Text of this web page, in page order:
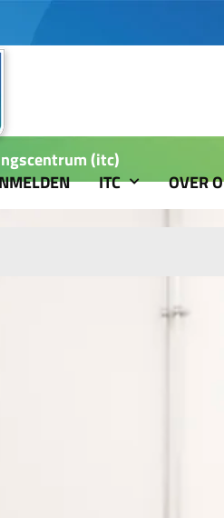
ITC OVER
(itc)